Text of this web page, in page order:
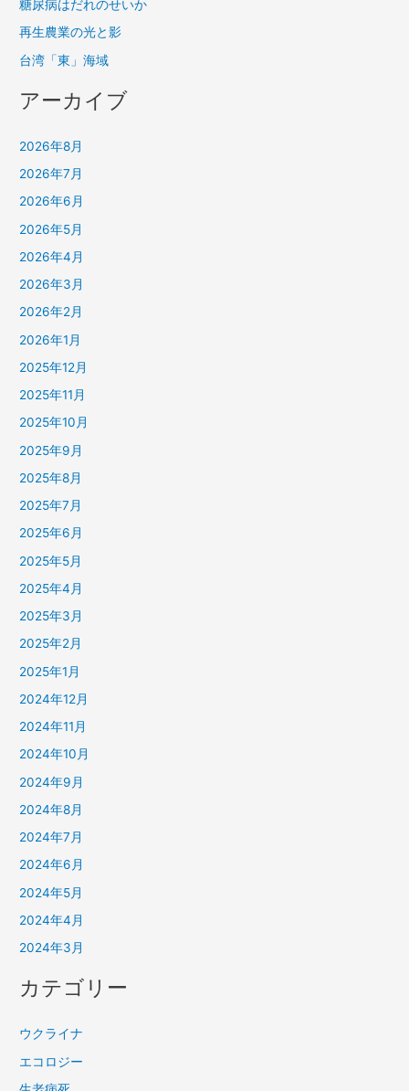
糖尿病はだれのせいか
再生農業の光と影
台湾「東」海域
アーカイブ
2026年8月
2026年7月
2026年6月
2026年5月
2026年4月
2026年3月
2026年2月
2026年1月
2025年12月
2025年11月
2025年10月
2025年9月
2025年8月
2025年7月
2025年6月
2025年5月
2025年4月
2025年3月
2025年2月
2025年1月
2024年12月
2024年11月
2024年10月
2024年9月
2024年8月
2024年7月
2024年6月
2024年5月
2024年4月
2024年3月
カテゴリー
ウクライナ
エコロジー